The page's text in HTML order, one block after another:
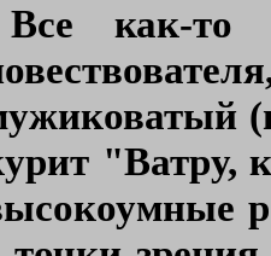
Все как-
"Ватру,